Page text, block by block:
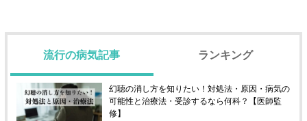
流行の病気記事 ランキング
幻聴の消し方を知りたい！対処法・原因・病気の
可能性と治療法・受診するなら何科？【医師監
修】